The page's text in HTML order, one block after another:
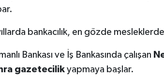
bankacılık, en gözde
Bankası ve İş Bankasında çalışan
gazetecilikyapmaya başlar.